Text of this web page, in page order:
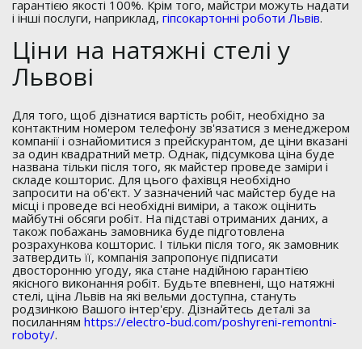
гарантією якості 100%. Крім того, майстри можуть надати
і інші послуги, наприклад, гіпсокартонні роботи Львів.
Ціни на натяжні стелі у
Львові
Для того, щоб дізнатися вартість робіт, необхідно за
контактним номером телефону зв'язатися з менеджером
компанії і ознайомитися з прейскурантом, де ціни вказані
за один квадратний метр. Однак, підсумкова ціна буде
названа тільки після того, як майстер проведе заміри і
складе кошторис. Для цього фахівця необхідно
запросити на об'єкт. У зазначений час майстер буде на
місці і проведе всі необхідні виміри, а також оцінить
майбутні обсяги робіт. На підставі отриманих даних, а
також побажань замовника буде підготовлена
розрахункова кошторис. І тільки після того, як замовник
затвердить її, компанія запропонує підписати
двосторонню угоду, яка стане надійною гарантією
якісного виконання робіт. Будьте впевнені, що натяжні
стелі, ціна Львів на які вельми доступна, стануть
родзинкою Вашого інтер'єру. Дізнайтесь деталі за
посиланням https://electro-bud.com/poshyreni-remontni-
roboty/.